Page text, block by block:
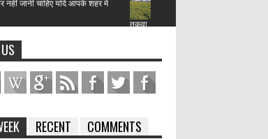
यदि आपके शहर में
तक़वा
RECENT COMMENTS